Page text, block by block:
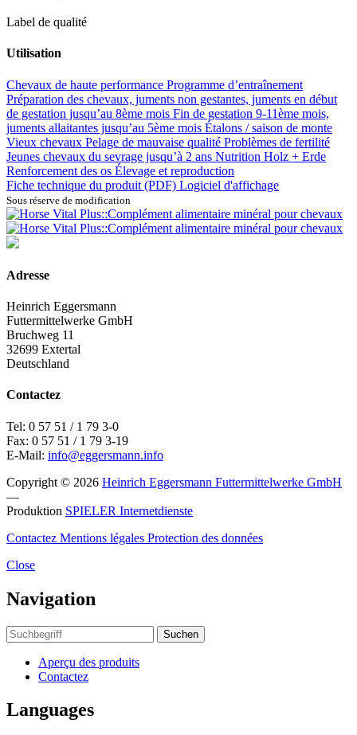
Label de qualité
Utilisation
Chevaux de haute performance Programme d’entraînement
Préparation des chevaux, juments non gestantes, juments en début
de gestation jusqu’au 8ème mois Fin de gestation 9-11ème mois,
juments allaitantes jusqu’au 5ème mois Étalons / saison de monte
Vieux chevaux Pelage de mauvaise qualité Problèmes de fertilité
Jeunes chevaux du sevrage jusqu’à 2 ans Nutrition Holz + Erde
Renforcement des os Élevage et reproduction
Fiche technique du produit (PDF) Logiciel d'affichage
Sous réserve de modification
Adresse
Heinrich Eggersmann
Futtermittelwerke GmbH
Bruchweg 11
32699 Extertal
Deutschland
Contactez
Tel: 0 57 51 / 1 79 3-0
Fax: 0 57 51 / 1 79 3-19
E-Mail: info@eggersmann.info
Copyright © 2026 Heinrich Eggersmann Futtermittelwerke GmbH
—
Produktion SPIELER Internetdienste
Contactez Mentions légales Protection des données
Close
Navigation
Suchen
Aperçu des produits
Contactez
Languages